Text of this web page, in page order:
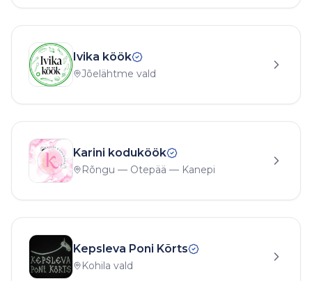
Ivika köök
Jõelähtme vald
Karini koduköök
Rõngu — Otepää — Kanepi
Kepsleva Poni Kõrts
Kohila vald